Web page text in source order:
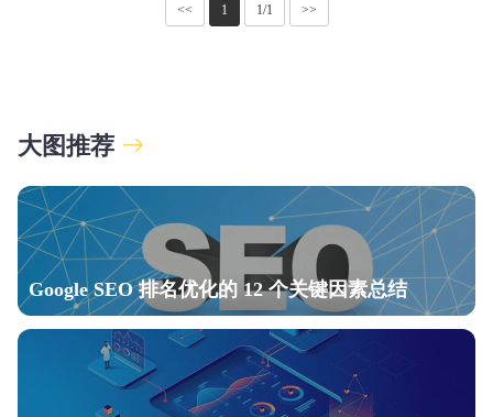
<< 1 1/1 >>
大图推荐
Google SEO 排名优化的 12 个关键因素总结